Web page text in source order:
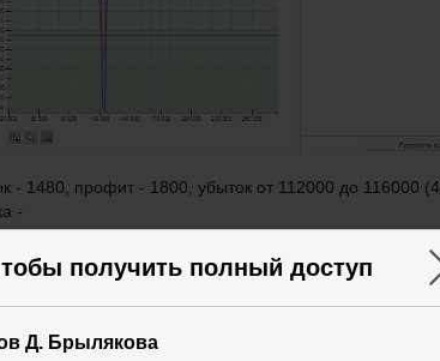
получить полный доступ
Д. Брылякова
- 1480, профит - 1800, убыток от 112000 до 116000
-